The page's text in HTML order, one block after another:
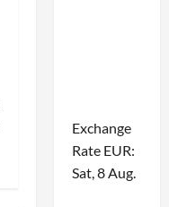
Exchange
Rate EUR:
Sat, 8 Aug.